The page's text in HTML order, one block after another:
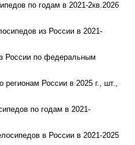
по годам в 2021-2кв.2026
из России в 2021-
России по федеральным
регионам России в 2025 г., шт.,
по годам в 2021-
в России в 2021-2025